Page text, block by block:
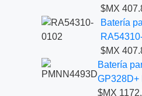
$MX
Batería
$MX
Batería
GP328D+
$MX